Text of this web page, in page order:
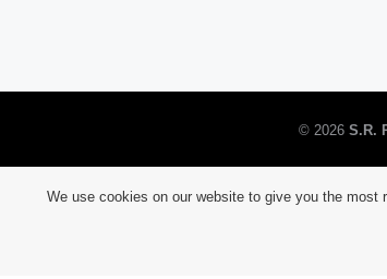
© 2026 S.R.
We use cookies on our website to give you the most